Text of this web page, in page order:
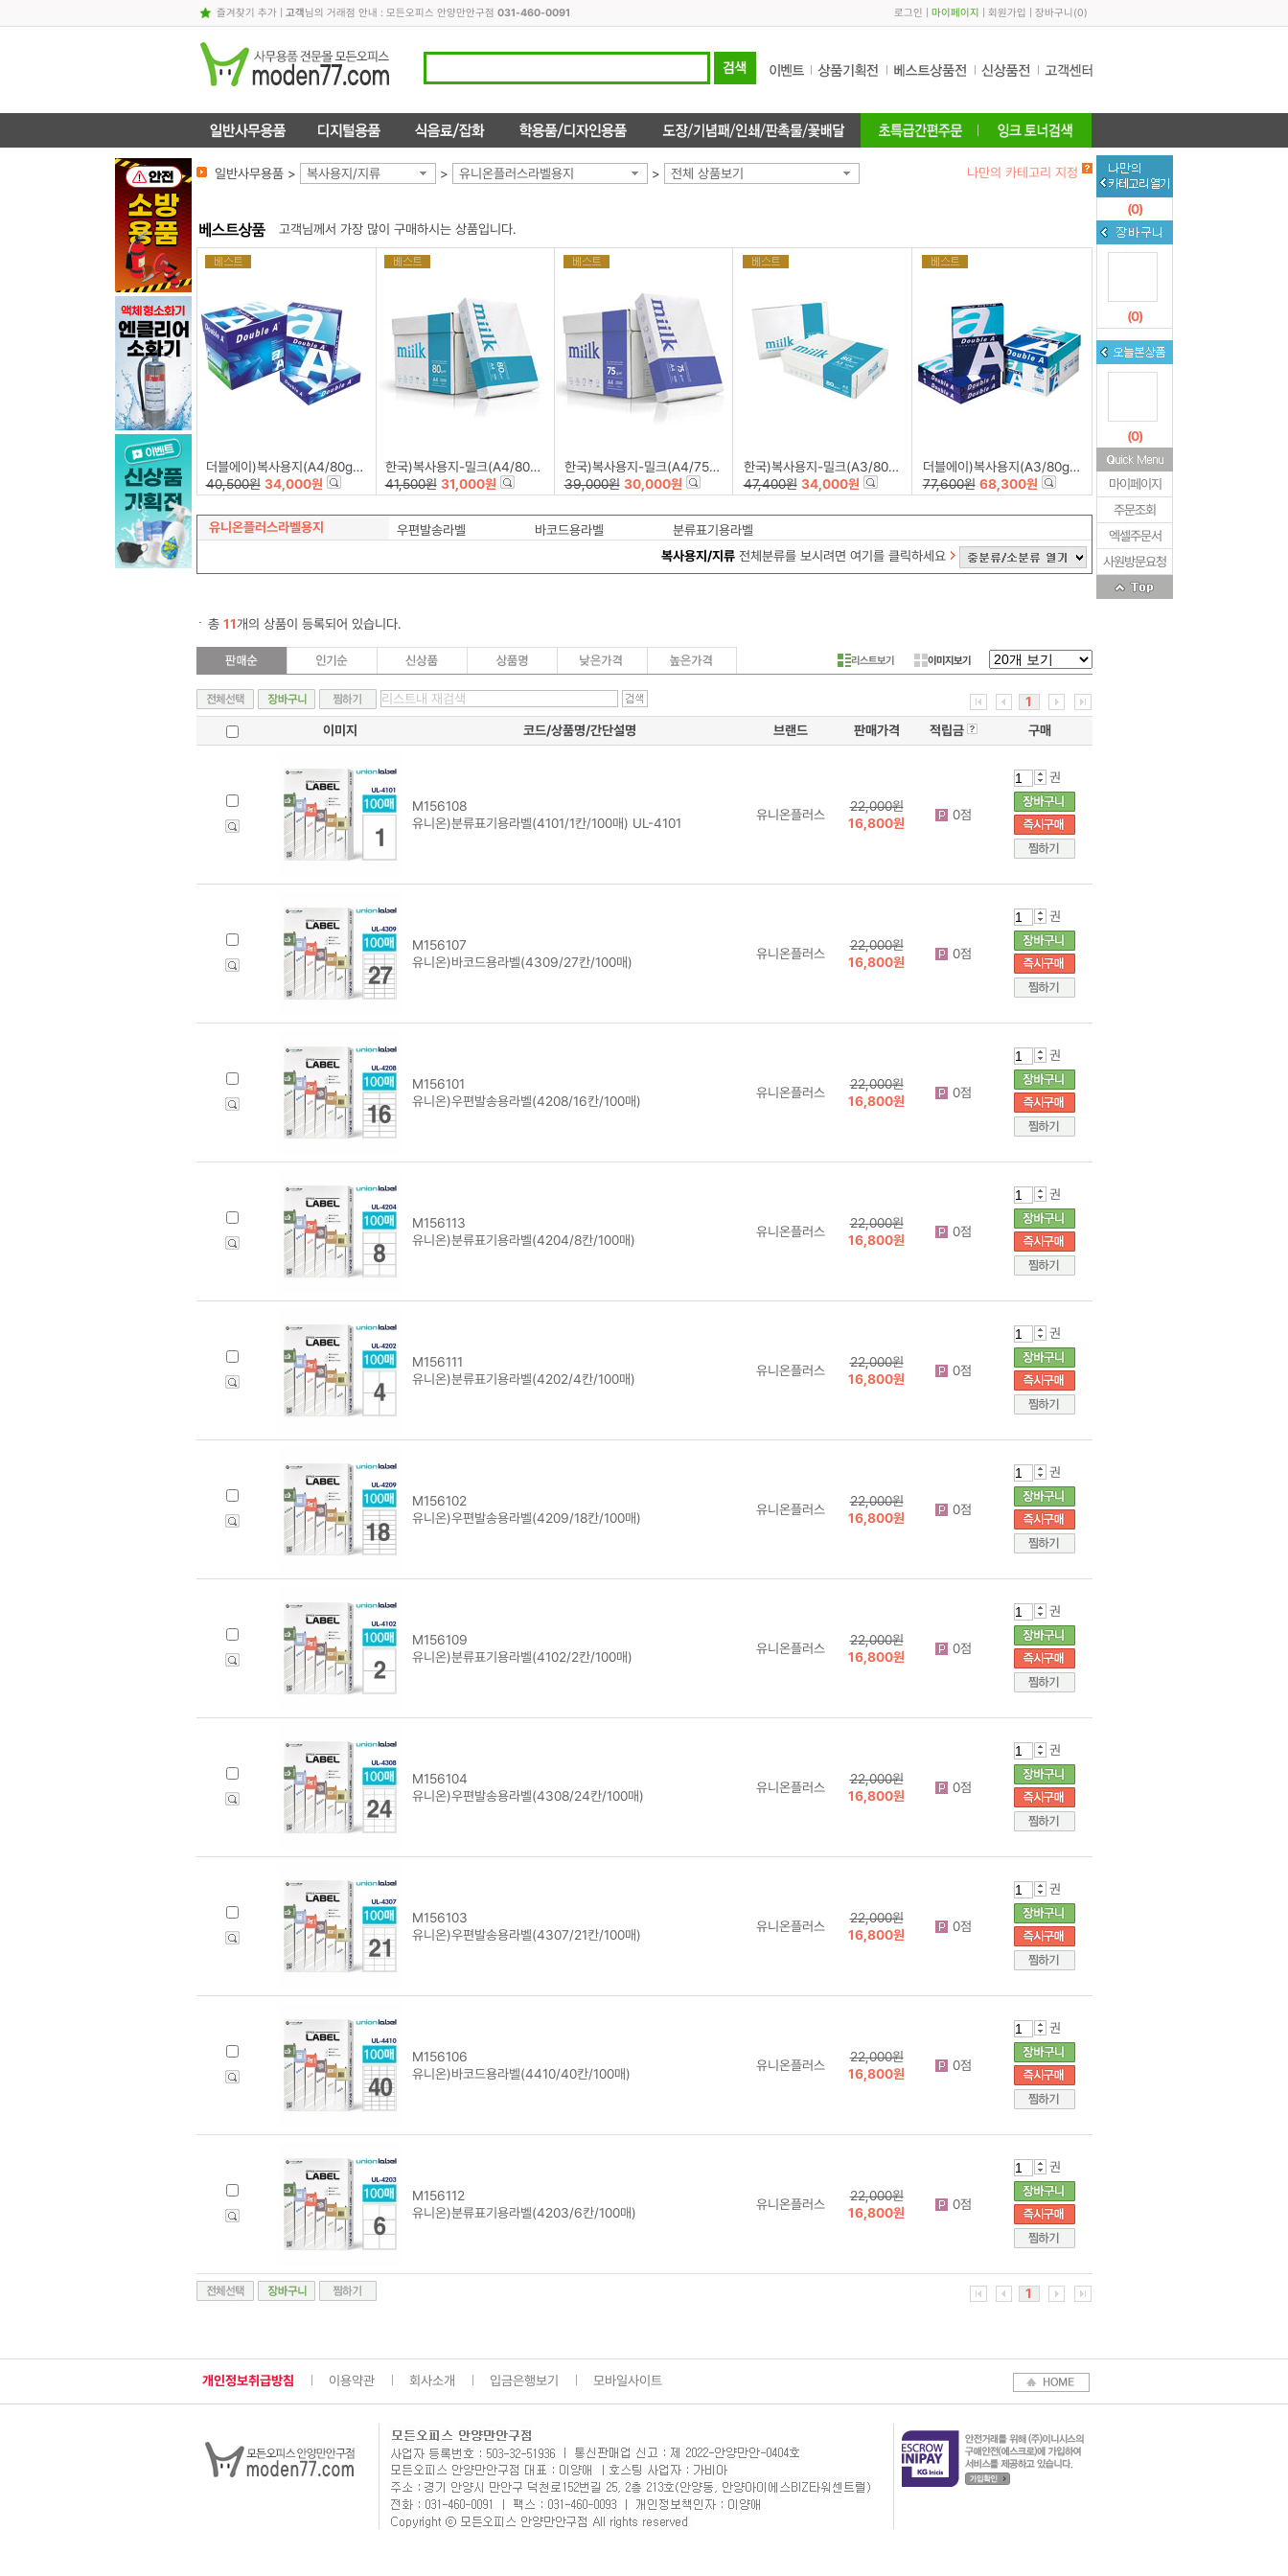
즐겨찾기 추가| 고객님의 거래점 안내 : 모든오피스 안양만안구점 031-460-0091 로그인 마이페이지 회원가입 장바구니 (0)
일반사무용품 > 복사용지/지류 > 유니온플러스라벨용지 > 전체 상품보기 나만의 카테고리 지정
고객님께서 가장 많이 구매하시는 상품입니다.
더블에이)복사용지(A4/80g/500매*5권)
40,500원 34,000원
한국)복사용지-밀크(A4/80g/500매*5권)
41,500원 31,000원
한국)복사용지-밀크(A4/75g/500매*5권)
39,000원 30,000원
한국)복사용지-밀크(A3/80g/250매*5권)
47,400원 34,000원
더블에이)복사용지(A3/80g/500매*5권)
77,600원 68,300원
유니온플러스라벨용지 우편발송라벨 바코드용라벨
분류표기용라벨
복사용지/지류전체분류를 보시려면 여기를 클릭하세요
총 11개의 상품이 등록되어 있습니다.
리스트보기 이미지보기
1
이미지
코드/상품명/간단설명 브랜드 판매가격 적립금 구매
M156108
유니온)분류표기용라벨(4101/1칸/100매) UL-4101
유니온플러스
22,000원
16,800원
0점
권
M156107
유니온)바코드용라벨(4309/27칸/100매)
유니온플러스
22,000원
16,800원
0점
권
M156101
유니온)우편발송용라벨(4208/16칸/100매)
유니온플러스
22,000원
16,800원
0점
권
M156113
유니온)분류표기용라벨(4204/8칸/100매)
유니온플러스
22,000원
16,800원
0점
권
M156111
유니온)분류표기용라벨(4202/4칸/100매)
유니온플러스
22,000원
16,800원
0점
권
M156102
유니온)우편발송용라벨(4209/18칸/100매)
유니온플러스
22,000원
16,800원
0점
권
M156109
유니온)분류표기용라벨(4102/2칸/100매)
유니온플러스
22,000원
16,800원
0점
권
M156104
유니온)우편발송용라벨(4308/24칸/100매)
유니온플러스
22,000원
16,800원
0점
권
M156103
유니온)우편발송용라벨(4307/21칸/100매)
유니온플러스
22,000원
16,800원
0점
권
M156106
유니온)바코드용라벨(4410/40칸/100매)
유니온플러스
22,000원
16,800원
0점
권
M156112
유니온)분류표기용라벨(4203/6칸/100매)
유니온플러스
22,000원
16,800원
0점
권
1
(0)
(0)
(0)
마이페이지
주문조회
엑셀주문서
사원방문요청
개인정보취급방침 이용약관 회사소개 입금은행보기 모바일사이트